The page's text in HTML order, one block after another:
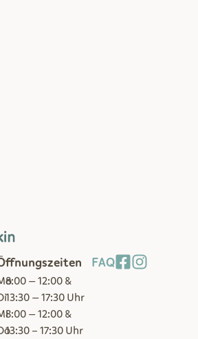
8:00 – 12:00 &
13:30 – 17:30 Uhr
8:00 – 12:00 &
13:30 - 17:30 Uhr
FAQ